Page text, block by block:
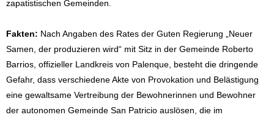
zapatistischen Gemeinden.
Fakten: Nach Angaben des Rates der Guten Regierung „Neuer
Samen, der produzieren wird“ mit Sitz in der Gemeinde Roberto
Barrios, offizieller Landkreis von Palenque, besteht die dringende
Gefahr, dass verschiedene Akte von Provokation und Belästigung
eine gewaltsame Vertreibung der Bewohnerinnen und Bewohner
der autonomen Gemeinde San Patricio auslösen, die im